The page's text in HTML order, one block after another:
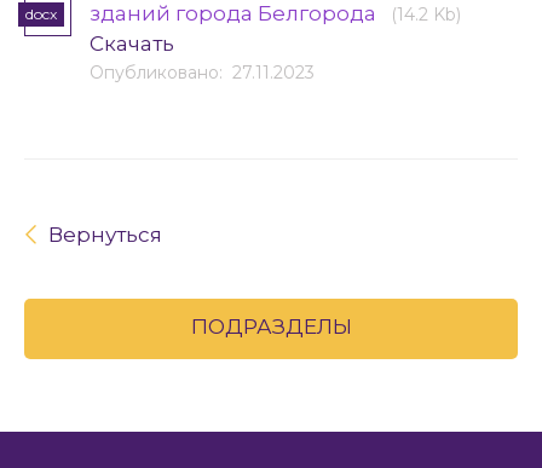
docx
зданий города Белгорода
(14.2 Kb)
Скачать
Опубликовано: 27.11.2023
Вернуться
ПОДРАЗДЕЛЫ